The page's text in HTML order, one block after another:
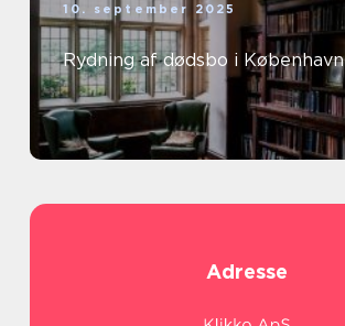
10. september 2025
Rydning af dødsbo i København
Adresse